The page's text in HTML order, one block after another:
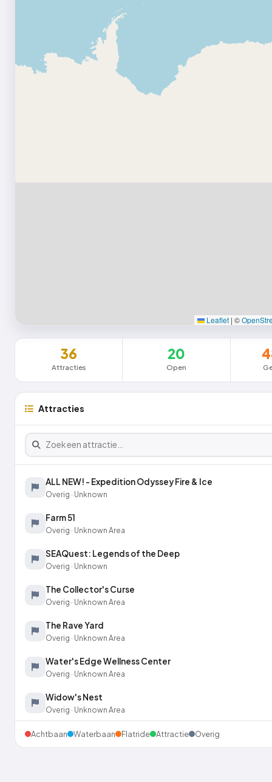
36
Attracties
20
Open
Attracties
ALL NEW! - Expedition Odyssey Fire & Ice
Overig · Unknown
Farm 51
Overig · Unknown Area
SEAQuest: Legends of the Deep
Overig · Unknown
The Collector's Curse
Overig · Unknown Area
The Rave Yard
Overig · Unknown Area
Water's Edge Wellness Center
Overig · Unknown Area
Widow's Nest
Overig · Unknown Area
Ice Breaker
Achtbaan · Unknown
Achtbaan Waterbaan Flatride Attractie Overig
Leaflet | ©